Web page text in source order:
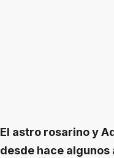
El astro rosarino y
desde hace algunos